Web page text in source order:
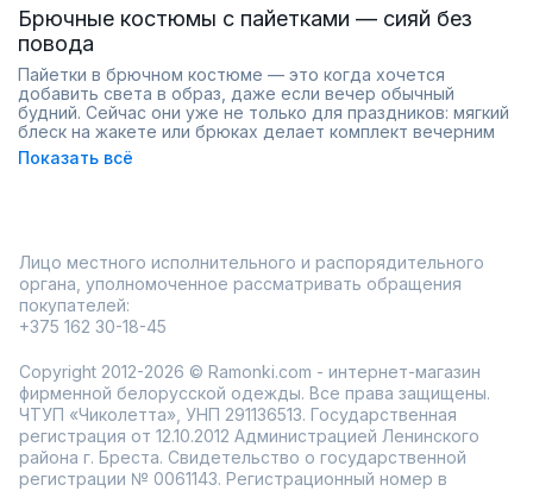
Брючные костюмы с пайетками — сияй без
повода
Пайетки в брючном костюме — это когда хочется
добавить света в образ, даже если вечер обычный
будний. Сейчас они уже не только для праздников: мягкий
блеск на жакете или брюках делает комплект вечерним
за секунду, но при этом вполне уместным днём с базовым
топом. В разделе — модели с пайетками разной
оттенок кожи. Брюки чаще прямые или слегка
расклёшенные, чтобы блеск красиво двигался в ходьбе.
Жакет можно носить расстёгнутым — пайетки выглядят
как дорогая ткань, а не как дискотека 90-х.
нескольких выходов
Ткань под ними мягкая, не колется и не тяжёлая
Модели с укороченным жакетом особенно эффектны с
кроп-топами или рубашками
Легко комбинировать: только брюки с чёрным
свитером — уже стильный лук
Показать всё
Лицо местного исполнительного и распорядительного
органа, уполномоченное рассматривать обращения
покупателей:
+375 162 30-18-45
Copyright 2012-2026 © Ramonki.com - интернет-магазин
фирменной белорусской одежды. Все права защищены.
ЧТУП «Чиколетта», УНП 291136513. Государственная
регистрация от 12.10.2012 Администрацией Ленинского
района г. Бреста. Свидетельство о государственной
регистрации № 0061143. Регистрационный номер в